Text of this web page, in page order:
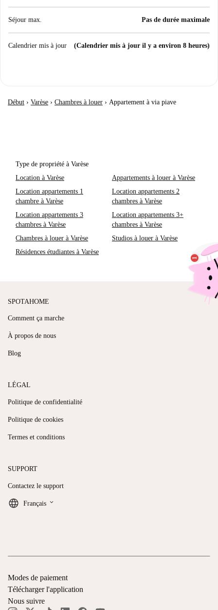
Séjour max. Pas de durée maximale
Calendrier mis à jour (Calendrier mis à jour il y a environ 8 heures)
Début › Varèse › Chambres à louer › Appartement à via piave
Type de propriété à Varèse
Location à Varèse
Appartements à louer à Varèse
Location appartements 1
chambre à Varèse
Location appartements 2
chambres à Varèse
Location appartements 3
chambres à Varèse
Location appartements 3+
chambres à Varèse
Chambres à louer à Varèse
Studios à louer à Varèse
Résidences étudiantes à Varèse
SPOTAHOME
Comment ça marche
À propos de nous
Blog
LÉGAL
Politique de confidentialité
Politique de cookies
Termes et conditions
SUPPORT
Contactez le support
Français keyboard_arrow_down
Modes de paiement
Télécharger l'application
Nous suivre